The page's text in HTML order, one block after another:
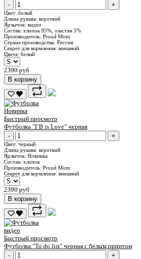
-
+
Цвет: белый
Длина рукава: короткий
Ярлычок: видео
Состав: хлопок 95%, эластан 5%
Производитель: Proud Mom
Страна производства: Россия
Секрет для кормления: внешний
Цвета: белый
2390 руб
В корзину
Новинка
Быстрый просмотр
Футболка "ГВ is Love" черная
-
+
Цвет: черный
Длина рукава: короткий
Ярлычок: Новинка
Состав: хлопок
Производитель: Proud Mom
Секрет для кормления: внешний
2390 руб
В корзину
видео
Быстрый просмотр
Футболка "To do list" черная c белым принтом
-
+